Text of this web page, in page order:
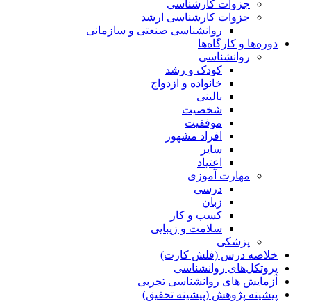
جزوات کارشناسی
جزوات کارشناسی ارشد
روانشناسی صنعتی و سازمانی
دوره‌ها و کارگاه‌ها
روانشناسی
کودک و رشد
خانواده و ازدواج
بالینی
شخصیت
موفقیت
افراد مشهور
سایر
اعتیاد
مهارت آموزی
درسی
زبان
کسب و کار
سلامت و زیبایی
پزشکی
خلاصه درس (فلش کارت)
پروتکل‌های روانشناسی
آزمایش های روانشناسی تجربی
پیشینه پژوهش (پیشینه تحقیق)